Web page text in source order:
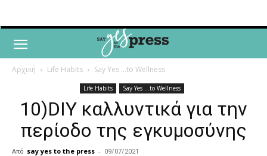
Αρχική Life Habits Say Yes ...to Wellness
Life Habits Say Yes ...to Wellness
10)DIY καλλυντικά για την
περίοδο της εγκυμοσύνης
Από say yes to the press - 09/07/2021